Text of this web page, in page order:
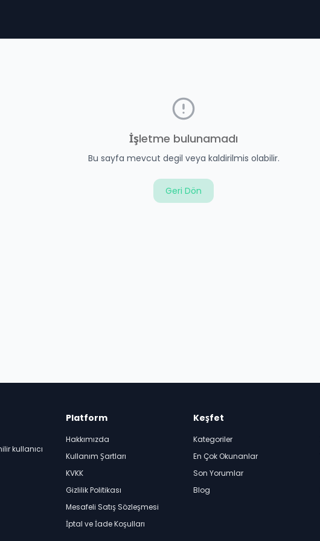
İşletme bulunamadı
Bu sayfa mevcut degil veya kaldirilmis olabilir.
Geri Dön
kullanıcı
Platform
Hakkımızda
Kullanım Şartları
KVKK
Gizlilik Politikası
Mesafeli Satış Sözleşmesi
İptal ve İade Koşulları
Keşfet
Kategoriler
En Çok Okunanlar
Son Yorumlar
Blog